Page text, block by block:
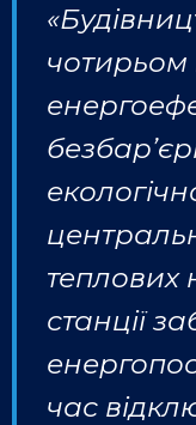
теплових
станції
час